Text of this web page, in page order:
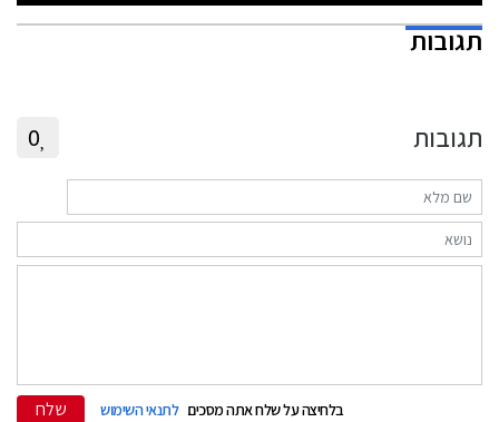
תגובות
תגובות 0
בלחיצה על שלח אתה מסכים לתנאי השימוש שלח